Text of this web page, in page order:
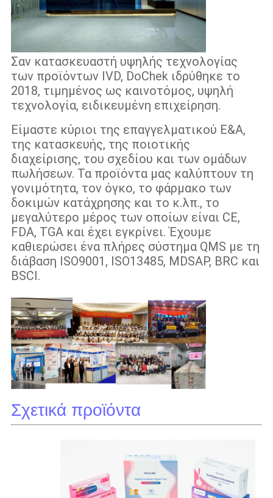
Σαν κατασκευαστή υψηλής τεχνολογίας
των προϊόντων IVD, DoChek ιδρύθηκε το
2018, τιμημένος ως καινοτόμος, υψηλή
τεχνολογία, ειδικευμένη επιχείρηση.
Είμαστε κύριοι της επαγγελματικού Ε&Α,
της κατασκευής, της ποιοτικής
διαχείρισης, του σχεδίου και των ομάδων
πωλήσεων. Τα προϊόντα μας καλύπτουν τη
γονιμότητα, τον όγκο, το φάρμακο των
δοκιμών κατάχρησης και το κ.λπ., το
μεγαλύτερο μέρος των οποίων είναι CE,
FDA, TGA και έχει εγκρίνει. Έχουμε
καθιερώσει ένα πλήρες σύστημα QMS με τη
διάβαση ISO9001, ISO13485, MDSAP, BRC και
BSCI.
Σχετικά προϊόντα